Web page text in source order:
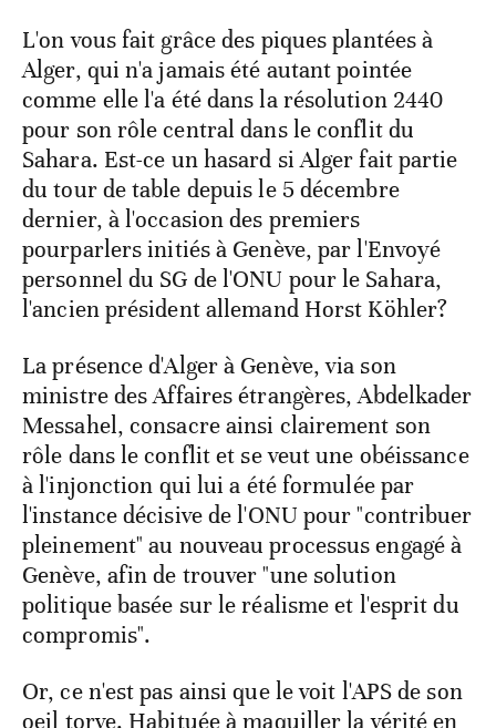
L'on vous fait grâce des piques plantées à
Alger, qui n'a jamais été autant pointée
comme elle l'a été dans la résolution 2440
pour son rôle central dans le conflit du
Sahara. Est-ce un hasard si Alger fait partie
du tour de table depuis le 5 décembre
dernier, à l'occasion des premiers
pourparlers initiés à Genève, par l'Envoyé
personnel du SG de l'ONU pour le Sahara,
l'ancien président allemand Horst Köhler?
La présence d'Alger à Genève, via son
ministre des Affaires étrangères, Abdelkader
Messahel, consacre ainsi clairement son
rôle dans le conflit et se veut une obéissance
à l'injonction qui lui a été formulée par
l'instance décisive de l'ONU pour "contribuer
pleinement" au nouveau processus engagé à
Genève, afin de trouver "une solution
politique basée sur le réalisme et l'esprit du
compromis".
Or, ce n'est pas ainsi que le voit l'APS de son
oeil torve. Habituée à maquiller la vérité en